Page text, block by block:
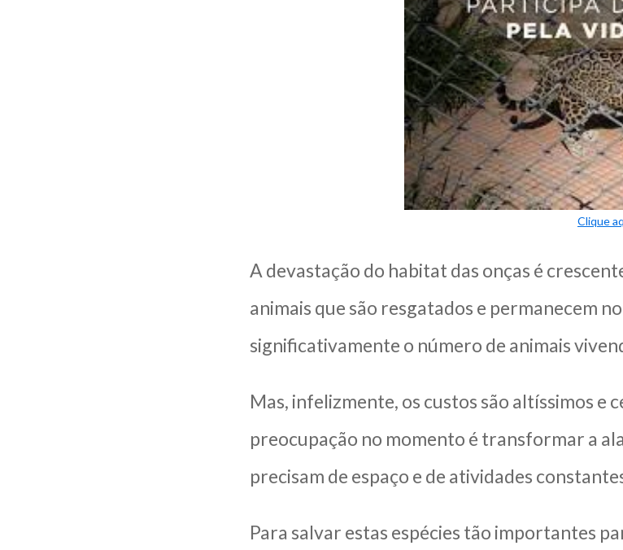
Clique
A devastação do habitat das onças é
animais que são resgatados e permanecem
significativamente o número de animais
Mas, infelizmente, os custos são altíssimos e
preocupação no momento é transformar a
precisam de espaço e de atividades
Para salvar estas espécies tão importantes